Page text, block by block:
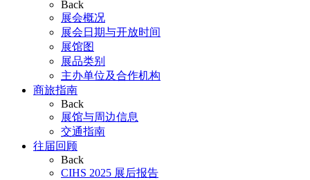
Back
展会概况
展会日期与开放时间
展馆图
展品类别
主办单位及合作机构
商旅指南
Back
展馆与周边信息
交通指南
往届回顾
Back
CIHS 2025 展后报告